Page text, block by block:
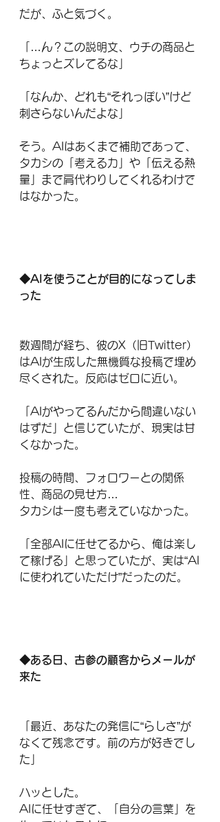
だが、ふと気づく。
「…ん？この説明文、ウチの商品と
ちょっとズレてるな」
「なんか、どれも“それっぽい”けど
刺さらないんだよな」
そう。AIはあくまで補助であって、
タカシの「考える力」や「伝える熱
量」まで肩代わりしてくれるわけで
はなかった。
◆AIを使うことが目的になってしま
った
数週間が経ち、彼のX（旧Twitter）
はAIが生成した無機質な投稿で埋め
尽くされた。反応はゼロに近い。
「AIがやってるんだから間違いない
はずだ」と信じていたが、現実は甘
くなかった。
投稿の時間、フォロワーとの関係
性、商品の見せ方…
タカシは一度も考えていなかった。
「全部AIに任せてるから、俺は楽し
て稼げる」と思っていたが、実は“AI
に使われていただけ”だったのだ。
◆ある日、古参の顧客からメールが
来た
「最近、あなたの発信に“らしさ”が
なくて残念です。前の方が好きでし
た」
ハッとした。
AIに任せすぎて、「自分の言葉」を